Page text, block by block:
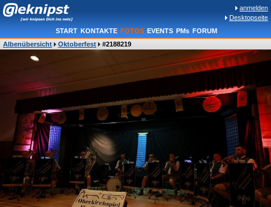
anmelden
Desktopseite
START KONTAKTE FOTOS EVENTS PMs FORUM
Albenübersicht
Oktoberfest #2188219